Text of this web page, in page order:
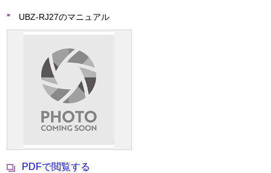
UBZ-RJ27のマニュアル
PDFで閲覧する